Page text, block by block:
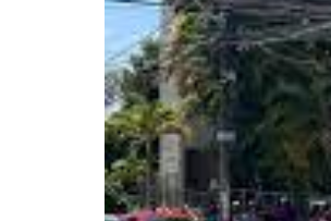
Pressione Enter